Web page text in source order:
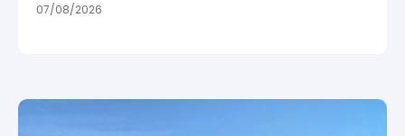
07/08/2026